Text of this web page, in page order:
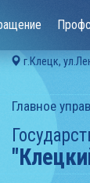
г.Клецк,
Главное